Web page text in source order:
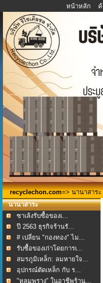
หน้าหลัก
recyclechon.com=> นานาสาระ
นานาสาระ
ซาเล้งรับซื้อของเ...
ปี 2563 ธุรกิจร้านรั...
# เปลี่ยน "กองทอง" ไม...
รับซื้อของเก่าโดยการเ...
สมรภูมิเหล็ก: ลมหายใจ...
อุปกรณ์ตัดเหล็ก กับ ร...
"หลุมพราง" ในอาชีพร้าน...